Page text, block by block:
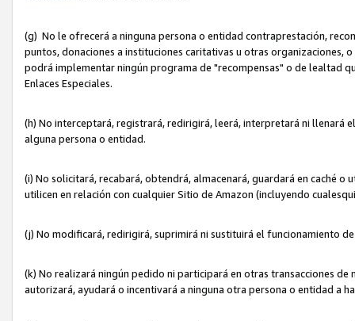
(g) No le ofrecerá a ninguna persona o entidad contraprestación,
puntos, donaciones a instituciones caritativas u otras organizaciones,
podrá implementar ningún programa de "recompensas" o de lealtad
Enlaces Especiales.
(h) No interceptará, registrará, redirigirá, leerá, interpretará ni
alguna persona o entidad.
(i) No solicitará, recabará, obtendrá, almacenará, guardará en caché
utilicen en relación con cualquier Sitio de Amazon (incluyendo
(j) No modificará, redirigirá, suprimirá ni sustituirá el funcionamiento
(k) No realizará ningún pedido ni participará en otras transacciones
autorizará, ayudará o incentivará a ninguna otra persona o entidad a